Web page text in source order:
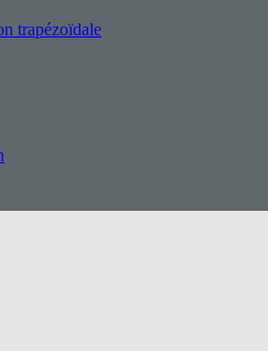
trapézoïdale